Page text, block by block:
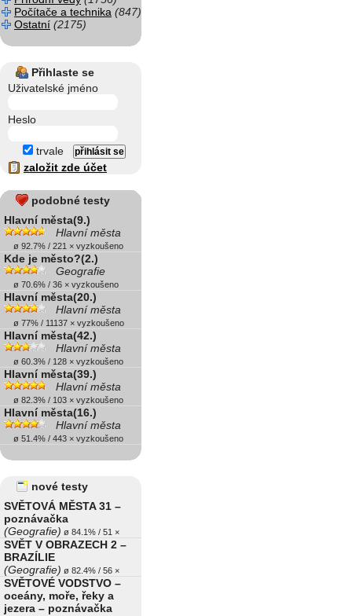
Počítače a technika (847)
Ostatní (2175)
Přihlaste se
Uživatelské jméno
Heslo
trvale
založit zde účet
podobné testy
Hlavní města(9.)
Hlavní města
ø 92.7% / 221 × vyzkoušeno
Kde je město?(2.)
Geografie
ø 70.6% / 36 × vyzkoušeno
Hlavní města(20.)
Hlavní města
ø 77% / 11137 × vyzkoušeno
Hlavní města(42.)
Hlavní města
ø 60.3% / 128 × vyzkoušeno
Hlavní města(39.)
Hlavní města
ø 82.3% / 103 × vyzkoušeno
Hlavní města(16.)
Hlavní města
ø 51.4% / 443 × vyzkoušeno
nové testy
SVĚTOVÁ MĚSTA 31 –
poznávačka
(Geografie) ø 84.1% / 51 ×
SVĚT V OBRAZECH 2 –
BRAZÍLIE
(Geografie) ø 82.4% / 56 ×
SVĚTOVÉ VODSTVO –
oceány, moře, řeky a
jezera – poznávačka